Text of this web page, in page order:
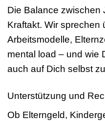
Die Balance zwischen
Kraftakt. Wir sprechen
Arbeitsmodelle,
mental load – und wie
auch auf Dich selbst
Unterstützung und
Ob Elterngeld,